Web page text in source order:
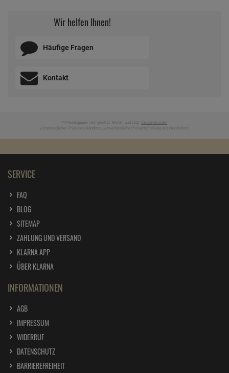
Wir helfen Ihnen!
Häufige Fragen
Kontakt
* Preisangaben inkl. gesetzl. MwSt. und zzgl. Versandkosten
Ursprünglicher Preis des Händlers, Unverbindliche Preisempfehlung des Herstellers
SERVICE
FAQ
BLOG
SITEMAP
ZAHLUNG UND VERSAND
KLARNA APP
ÜBER KLARNA
INFORMATIONEN
AGB
IMPRESSUM
WIDERRUF
DATENSCHUTZ
BARRIEREFREIHEIT